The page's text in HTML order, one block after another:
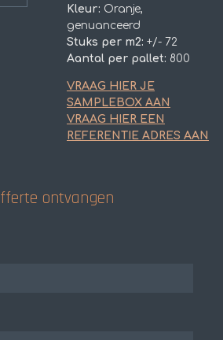
Kleur: Oranje,
genuanceerd
Stuks per m2: +/- 72
Aantal per pallet: 800
VRAAG HIER JE
SAMPLEBOX AAN
VRAAG HIER EEN
REFERENTIE ADRES AAN
ontvangen